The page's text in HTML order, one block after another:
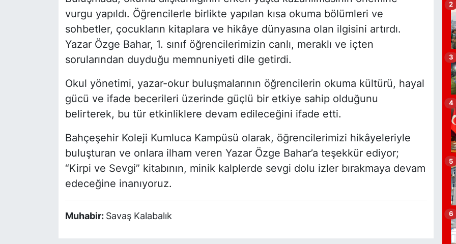
vurgu yapıldı. Öğrencilerle birlikte yapılan kısa okuma bölümleri ve
sohbetler, çocukların kitaplara ve hikâye dünyasına olan ilgisini artırdı.
Yazar Özge Bahar, 1. sınıf öğrencilerimizin canlı, meraklı ve içten
sorularından duyduğu memnuniyeti dile getirdi.
Okul yönetimi, yazar-okur buluşmalarının öğrencilerin okuma kültürü, hayal
gücü ve ifade becerileri üzerinde güçlü bir etkiye sahip olduğunu
belirterek, bu tür etkinliklere devam edileceğini ifade etti.
Bahçeşehir Koleji Kumluca Kampüsü olarak, öğrencilerimizi hikâyeleriyle
buluşturan ve onlara ilham veren Yazar Özge Bahar’a teşekkür ediyor;
“Kirpi ve Sevgi” kitabının, minik kalplerde sevgi dolu izler bırakmaya devam
edeceğine inanıyoruz.
Muhabir: Savaş Kalabalık
2
3
4
5
6